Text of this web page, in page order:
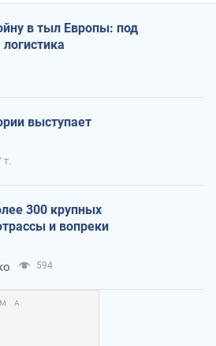
в тыл Европы: под
выступает
т.
300 крупных
и вопреки
594